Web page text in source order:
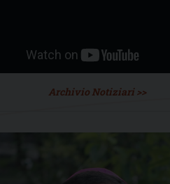
Archivio Notiziari >>